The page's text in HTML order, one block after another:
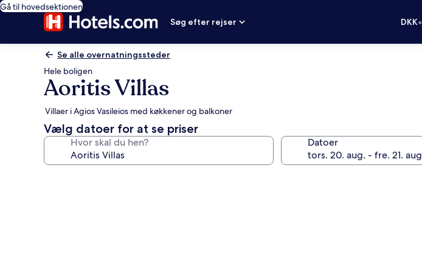
Gå til hovedsektionen
Søg efter rejser
DKK•
Se alle overnatningssteder
Hele boligen
Aoritis Villas
Villaer i Agios Vasileios med køkkener og balkoner
Vælg datoer for at se priser
Hvor skal du hen? Datoer